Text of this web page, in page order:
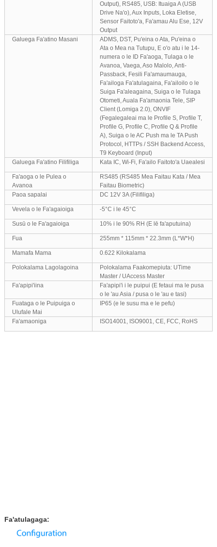
Output), RS485, USB: Ituaiga A (USB
Drive Na'o), Aux Inputs, Loka Eletise,
Sensor Faitoto'a, Fa'amau Alu Ese, 12V
Output
Galuega Fa'atino Masani
ADMS, DST, Pu'eina o Ata, Pu'eina o
Ata o Mea na Tutupu, E o'o atu i le 14-
numera o le ID Fa'aoga, Tulaga o le
Avanoa, Vaega, Aso Malolo, Anti-
Passback, Fesili Fa'amaumauga,
Fa'ailoga Fa'atulagaina, Fa'ailoilo o le
Suiga Fa'aleagaina, Suiga o le Tulaga
Otometi, Auala Fa'amaonia Tele, SIP
Client (Lomiga 2.0), ONVIF
(Fegalegaleai ma le Proﬁle S, Proﬁle T,
Proﬁle G, Proﬁle C, Proﬁle Q & Proﬁle
A), Suiga o le AC Push ma le TA Push
Protocol, HTTPs / SSH Backend Access,
T9 Keyboard (Input)
Galuega Fa'atino Filifiliga
Kata IC, Wi-Fi, Fa'ailo Faitoto'a Uaealesi
Fa'aoga o le Pulea o
Avanoa
RS485 (RS485 Mea Faitau Kata / Mea
Faitau Biometric)
Paoa sapalai
DC 12V 3A (Filifiliga)
Vevela o le Fa'agaioiga -5°C i le 45°C
Susū o le Fa'agaioiga 10% i le 90% RH (E lē fa'aputuina)
Fua 255mm * 115mm * 22.3mm (L*W*H)
Mamafa Mama 0.622 Kilokalama
Polokalama Lagolagoina
Polokalama Faakomepiuta: UTime
Master / UAccess Master
Fa'apipi'iina
Fa'apipi'i i le puipui (E fetaui ma le pusa
o le 'au Asia / pusa o le 'au e tasi)
Fuataga o le Puipuiga o
Ulufale Mai
IP65 (e le susu ma e le pefu)
Fa'amaoniga ISO14001, ISO9001, CE, FCC, RoHS
Fa'atulagaga: